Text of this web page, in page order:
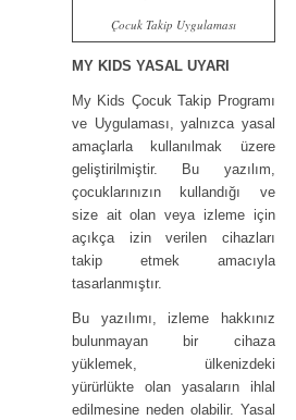
Çocuk Takip Uygulaması
MY KIDS YASAL UYARI
My Kids Çocuk Takip Programı
ve Uygulaması, yalnızca yasal
amaçlarla kullanılmak üzere
geliştirilmiştir. Bu yazılım,
çocuklarınızın kullandığı ve
size ait olan veya izleme için
açıkça izin verilen cihazları
takip etmek amacıyla
tasarlanmıştır.
Bu yazılımı, izleme hakkınız
bulunmayan bir cihaza
yüklemek, ülkenizdeki
yürürlükte olan yasaların ihlal
edilmesine neden olabilir. Yasal